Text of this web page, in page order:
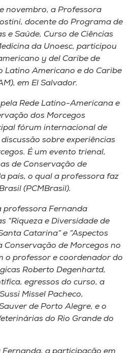
novembro, a Professora
docente do Programa de
e Saúde, Curso de Ciências
da Unoesc, participou
y del Caribe de
Latino Americano e do Caribe
em El Salvador.
Rede Latino-Americana e
dos Morcegos
fórum internacional de
sobre experiências
É um evento trienal,
de Conservação de
país, o qual a professora faz
(PCMBrasil).
professora Fernanda
“Riqueza e Diversidade de
Catarina” e “Aspectos
Conservação de Morcegos no
o professor e coordenador do
Roberto Degenhartd,
egressos do curso, a
Missel Pacheco,
de Porto Alegre, e o
do Rio Grande do
a participação em